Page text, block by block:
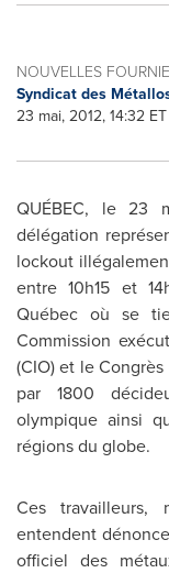
NOUVELLES
Syndicat des
23 mai, 2012, 14:32 ET
QUÉBEC, le 23
délégation
lockout
entre 10h15 et
Québec où se
Commission
(CIO) et le
par 1800
olympique ainsi
régions du globe.
Ces travailleurs,
entendent
officiel des